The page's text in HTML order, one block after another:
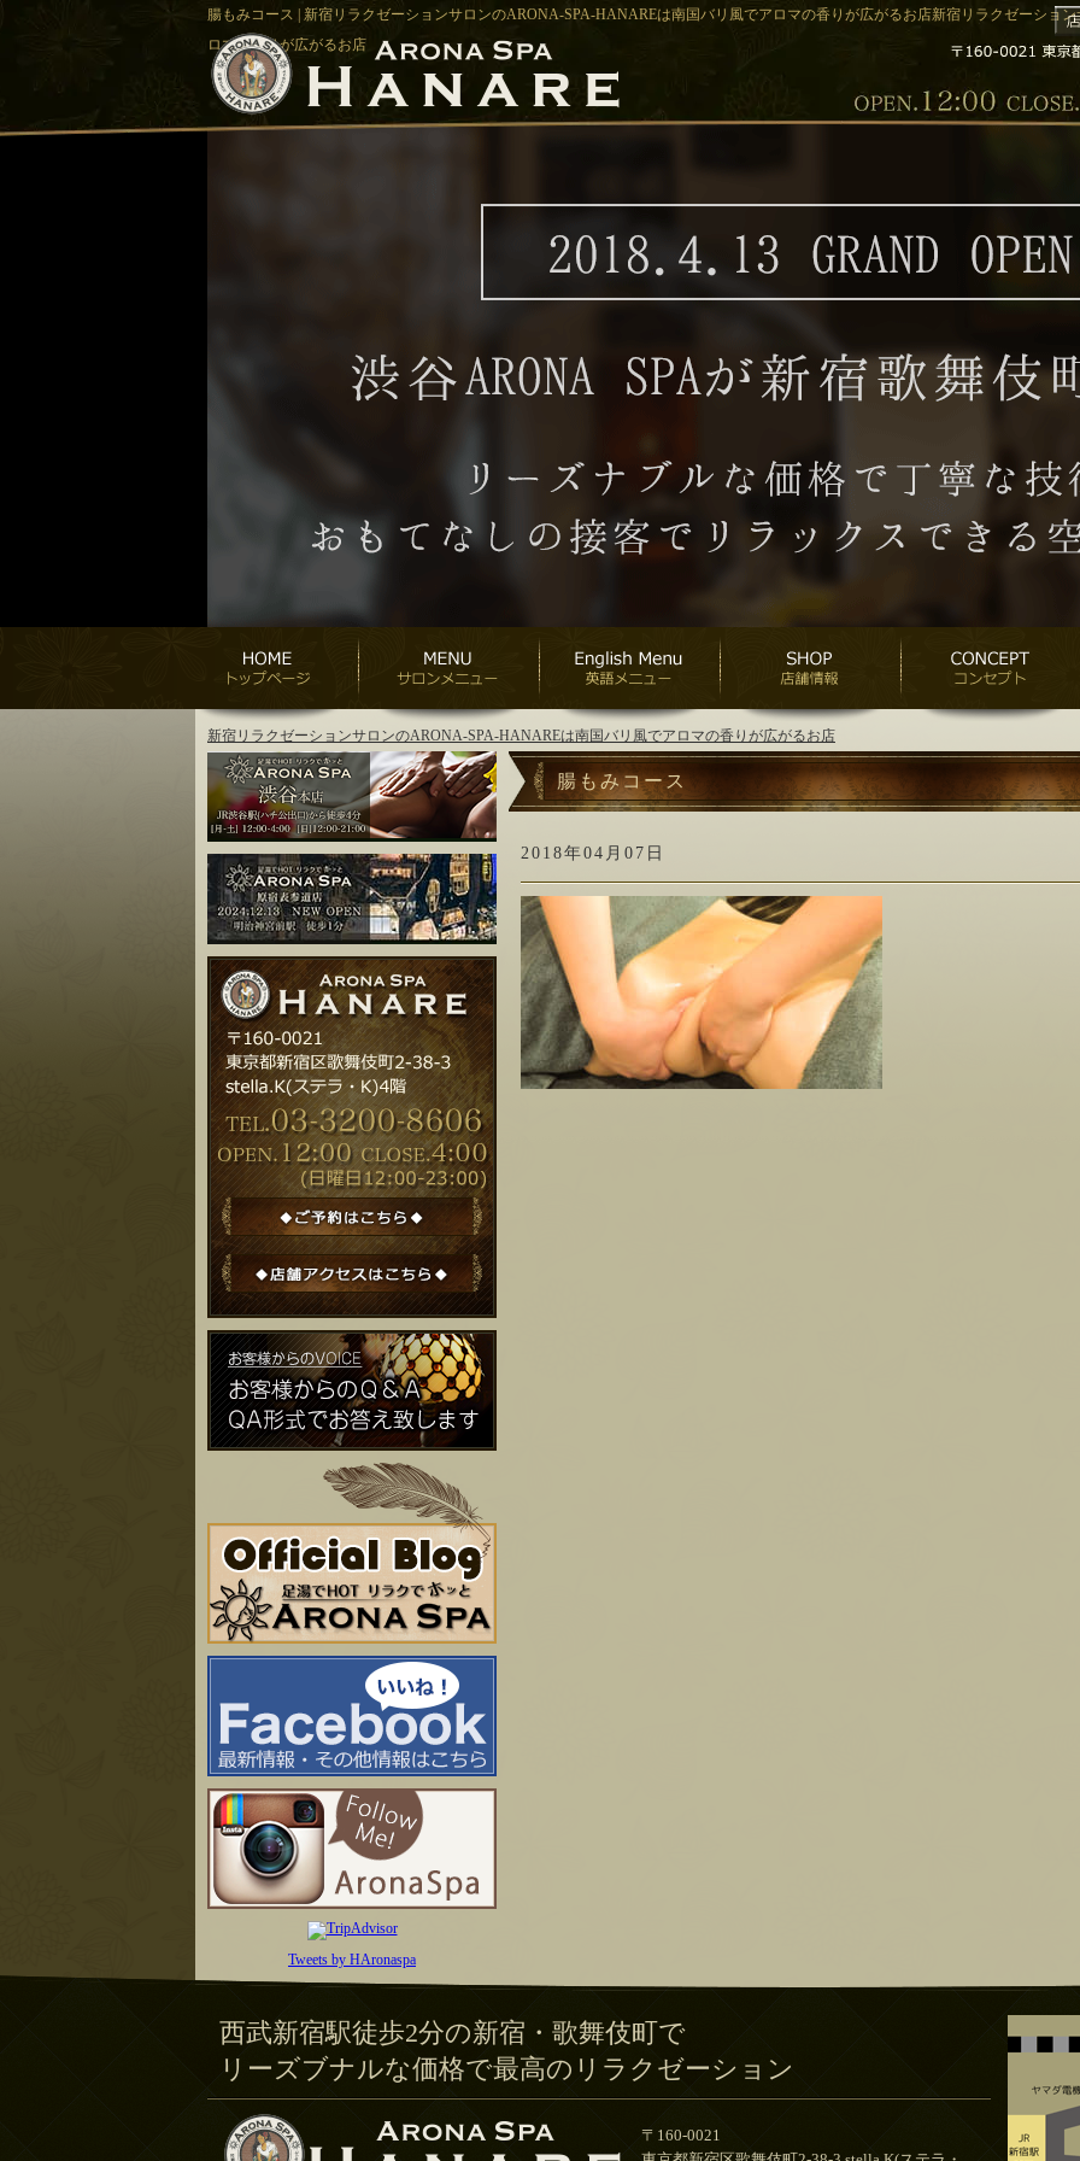
腸もみコース | 新宿リラクゼーションサロンのARONA-SPA-HANAREは南国バリ風でアロマの香りが広がるお店新宿リラクゼーショ
ロマの香りが広がるお店
新宿リラクゼーションサロンのARONA-SPA-HANAREは南国バリ風でアロマの香りが広がるお店
腸もみコース
2018年04月07日
Tweets by HAronaspa
西武新宿駅徒歩2分の新宿・歌舞伎町で
リーズブナルな価格で最高のリラクゼーション
〒160-0021